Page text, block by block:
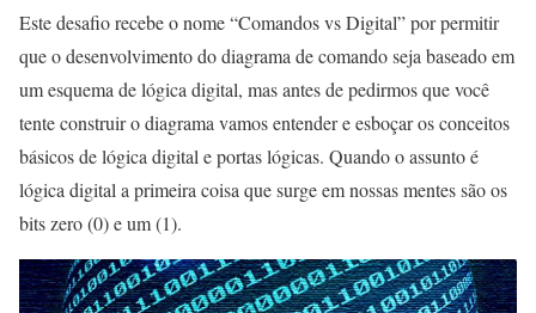
Este desafio recebe o nome “Comandos vs Digital” por permitir
que o desenvolvimento do diagrama de comando seja baseado em
um esquema de lógica digital, mas antes de pedirmos que você
tente construir o diagrama vamos entender e esboçar os conceitos
básicos de lógica digital e portas lógicas. Quando o assunto é
lógica digital a primeira coisa que surge em nossas mentes são os
bits zero (0) e um (1).